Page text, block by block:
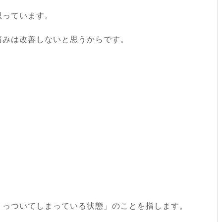
ています。
は改善しないと思うからです。
ついてしまっている状態」のことを指します。